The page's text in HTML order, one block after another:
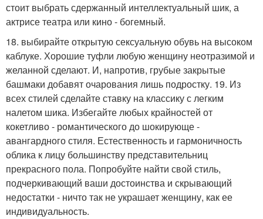
стоит выбрать сдержанный интеллектуальный шик, а
актрисе театра или кино - богемный.
18. выбирайте открытую сексуальную обувь на высоком
каблуке. Хорошие туфли любую женщину неотразимой и
желанной сделают. И, напротив, грубые закрытые
башмаки добавят очарования лишь подростку. 19. Из
всех стилей сделайте ставку на классику с легким
налетом шика. Избегайте любых крайностей от
кокетливо - романтического до шокирующе -
авангардного стиля. Естественность и гармоничность
облика к лицу большинству представительниц
прекрасного пола. Попробуйте найти свой стиль,
подчеркивающий ваши достоинства и скрывающий
недостатки - ничто так не украшает женщину, как ее
индивидуальность.